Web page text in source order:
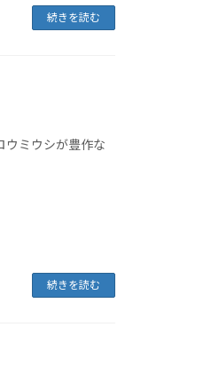
続きを読む
ウミウシが豊作な
続きを読む